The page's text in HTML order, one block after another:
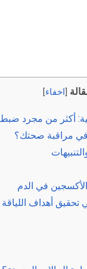
اخفاء
أكثر من مجرد
مراقبة صحتك؟
في الدم
أهداف اللياقة